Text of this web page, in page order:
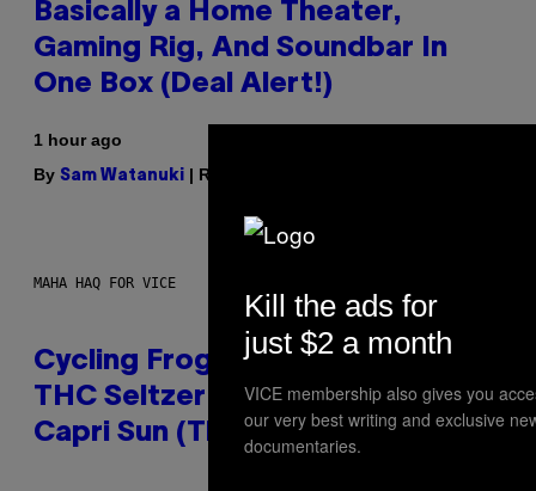
Basically a Home Theater,
Gaming Rig, And Soundbar In
One Box (Deal Alert!)
1 hour ago
By Sam Watanuki | Reviewed by
MAHA HAQ FOR VICE
Cycling Frog’s Tropical Punch
THC Seltzer Is Like an Adult
Capri Sun (That Gets You High)
Kill the ads for
just $2 a month
VICE membership also gives you
our very best writing and exclusive
documentaries.